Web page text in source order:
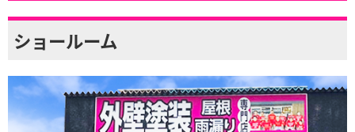
ショールーム